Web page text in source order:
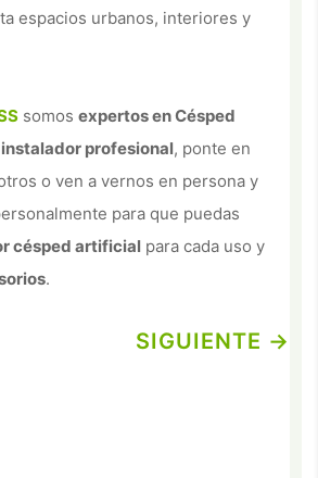
espacios urbanos, interiores y
somosexpertos en Césped
instalador profesional, ponte en
o ven a vernos en persona y
para que puedas
césped artificial para cada uso y
.
SIGUIENTE →
normativas de protección de datos, le
información del tratamiento:
S.L.
acceso, rectificación, portabilidad,
Más información del tratamiento en
de Privacidad